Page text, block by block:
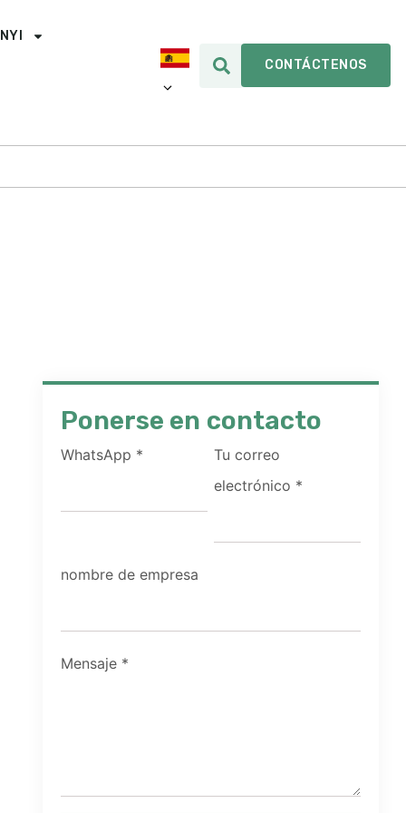
CONTÁCTENOS
Ponerse en contacto
WhatsApp *
Tu correo
electrónico *
nombre de empresa
Mensaje *